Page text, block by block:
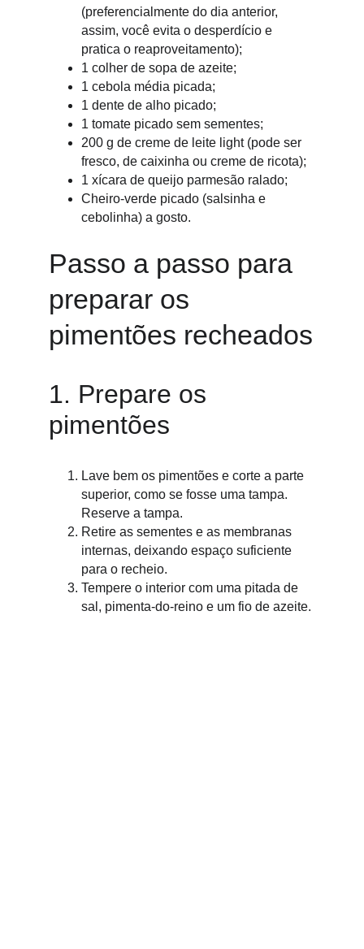
(preferencialmente do dia anterior,
assim, você evita o desperdício e
pratica o reaproveitamento);
1 colher de sopa de azeite;
1 cebola média picada;
1 dente de alho picado;
1 tomate picado sem sementes;
200 g de creme de leite light (pode ser
fresco, de caixinha ou creme de ricota);
1 xícara de queijo parmesão ralado;
Cheiro-verde picado (salsinha e
cebolinha) a gosto.
Passo a passo para
preparar os
pimentões recheados
1. Prepare os
pimentões
Lave bem os pimentões e corte a parte
superior, como se fosse uma tampa.
Reserve a tampa.
Retire as sementes e as membranas
internas, deixando espaço suficiente
para o recheio.
Tempere o interior com uma pitada de
sal, pimenta-do-reino e um fio de azeite.